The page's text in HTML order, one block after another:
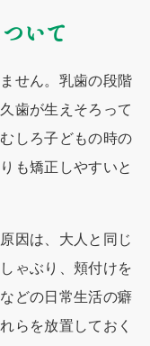
いて
せん。乳歯の段階
歯が生えそろって
しろ子どもの時の
も矯正しやすいと
因は、大人と同じ
ゃぶり、頬付けを
どの日常生活の癖
らを放置しておく